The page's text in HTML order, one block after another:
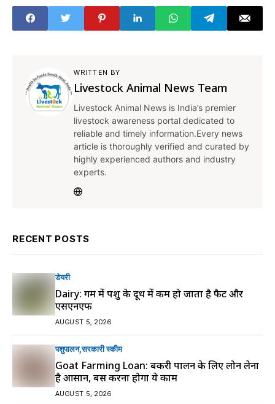
WRITTEN BY
Livestock Animal News Team
Livestock Animal News is India’s premier
livestock awareness portal dedicated to
reliable and timely information.Every news
article is thoroughly verified and curated by
highly experienced authors and industry
experts.
RECENT POSTS
डेयरी
Dairy: गर्मी में पशु के दूध में कम हो जाता है फैट और
एसएनएफ
AUGUST 5, 2026
पशुपालन सरकारी स्की‍म
Goat Farming Loan: बकरी पालन के लिए लोन लेना
है आसान, बस करना होगा ये काम
AUGUST 5, 2026